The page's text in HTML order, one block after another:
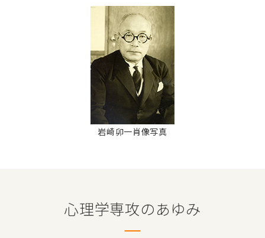
岩崎卯一肖像写真
心理学専攻のあゆみ